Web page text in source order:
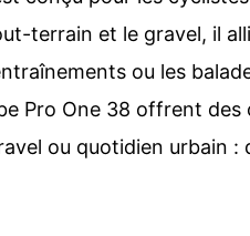
terrain et le gravel, il
ou les
Pro One 38 offrent
ou quotidien urbain